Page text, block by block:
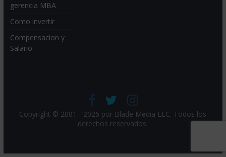
gerencia MBA
Como invertir
Compensacion y
Salario
Copyright © 2001 - 2026 por Blade Media LLC. Todos los
derechos reservados.